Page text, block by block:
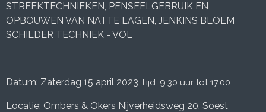
STREEKTECHNIEKEN, PENSEELGEBRUIK EN
OPBOUWEN VAN NATTE LAGEN, JENKINS BLOEM
SCHILDER TECHNIEK - VOL
Datum: Zaterdag 15 april 2023 Tijd: 9.30 uur tot 17.00
Locatie: Ombers & Okers Nijverheidsweg 20, Soest